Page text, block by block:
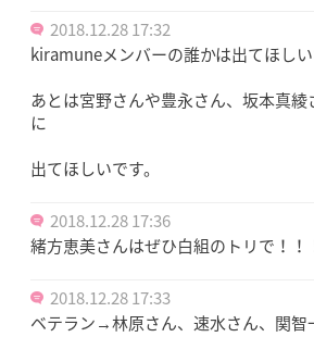
2018.12.28 17:32
kiramuneメンバーの誰かは出てほしい
あとは宮野さんや豊永さん、坂本真
に
出てほしいです。
2018.12.28 17:36
緒方恵美さんはぜひ白組のトリで！！
2018.12.28 17:33
ベテラン→林原さん、速水さん、関智